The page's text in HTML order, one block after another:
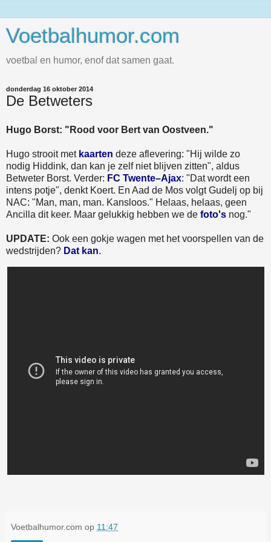
Voetbalhumor.com
voetbal en humor, enof dat samen gaat.
donderdag 16 oktober 2014
De Betweters
Hugo Borst: "Rood voor Bert van Oostveen."
Hugo strooit met kaarten deze aflevering: "Hij wilde zo
nodig Hiddink, dan kan je zelf niet blijven zitten", aldus
Betweter Borst. Verder: FC Twente–Ajax: "Dat wordt een
intens potje", denkt Koert. En Aad de Mos volgt Gudelj op bij
NAC: "Man, man, man. Kansloos." Helaas, helaas, geen
Ancilla dit keer. Maar gelukkig hebben we de foto's nog."
UPDATE: Ook een gokje wagen met het voorspellen van de
wedstrijden? Dat kan.
Voetbalhumor.com op 11:47